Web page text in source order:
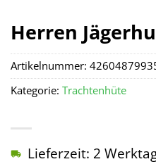
Herren
Lieferzeit: 2
Artikelnummer:
Kategorie: Trachtenhüte